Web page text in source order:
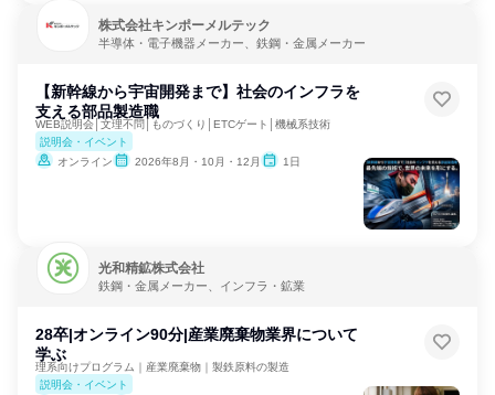
株式会社キンポーメルテック
半導体・電子機器メーカー、鉄鋼・金属メーカー
【新幹線から宇宙開発まで】社会のインフラを
支える部品製造職
WEB説明会│文理不問│ものづくり│ETCゲート│機械系技術
説明会・イベント
オンライン
2026年8月・10月・12月 1日
光和精鉱株式会社
鉄鋼・金属メーカー、インフラ・鉱業
28卒|オンライン90分|産業廃棄物業界について
学ぶ
理系向けプログラム｜産業廃棄物｜製鉄原料の製造
説明会・イベント